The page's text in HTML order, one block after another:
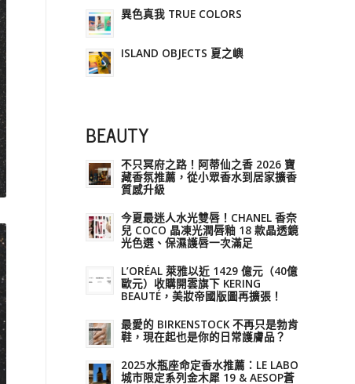
異色真我 TRUE COLORS
ISLAND OBJECTS 夏之嶼
BEAUTY
不只冥府之路！阿蒂仙之香 2026 寶
藏香氛推薦，從小眾香水到居家擴香
質感升級
今夏最迷人水光雙唇！CHANEL 香奈
兒 COCO 晶凍光潤唇釉 18 款晶透鏡
光色選、保濕護唇一次滿足
L’ORÉAL 萊雅以近 1429 億元（40億
歐元）收購開雲旗下 KERING
BEAUTÉ，美妝帝國版圖再擴張！
最愛的 BIRKENSTOCK 不再只是勃肯
鞋，現在起也是你的日常護膚品？
2025水瓶座命定香水推薦：LE LABO
城市限定系列金木犀 19 & AESOP蒼